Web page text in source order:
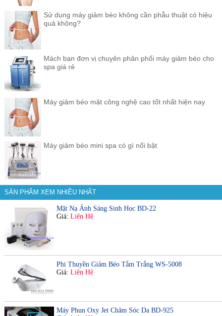
Sử dụng máy giảm béo không cần phẫu thuật có hiệu
quả không?
Mách bạn đơn vị chuyên phân phối máy giảm béo cho
spa giá rẻ
Máy giảm béo mặt công nghệ cao tốt nhất hiện nay
Máy giảm béo mini spa có gì nổi bật
SẢN PHẨM XEM NHIỀU NHẤT
Mặt Nạ Ánh Sáng Sinh Học BD-22
Giá: Liên Hệ
Phi Thuyền Giảm Béo Tắm Trắng WS-5008
Giá: Liên Hệ
Máy Phun Oxy Jet Chăm Sóc Da BD-925